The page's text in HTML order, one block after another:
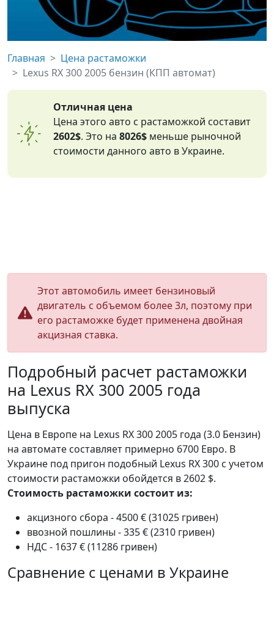
Главная
Цена растаможки
Lexus RX 300 2005 бензин (КПП автомат)
Отличная цена
Цена этого авто с растаможкой составит
2602$. Это на8026$ меньше рыночной
стоимости данного авто в Украине.
Этот автомобиль имеет бензиновый
двигатель с объемом более 3л, поэтому при
его растаможке будет применена двойная
акцизная ставка.
Подробный расчет растаможки
на Lexus RX 300 2005 года
выпуска
Цена в Европе на Lexus RX 300 2005 года (3.0 Бензин)
на автомате составляет примерно 6700 Евро. В
Украине под пригон подобный Lexus RX 300 с учетом
стоимости растаможки обойдется в 2602 $.
Стоимость растаможки состоит из:
акцизного сбора - 4500 € (31025 гривен)
ввозной пошлины - 335 € (2310 гривен)
НДС - 1637 € (11286 гривен)
Сравнение с ценами в Украине